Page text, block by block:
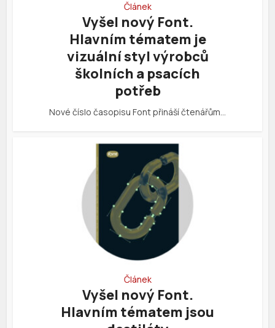
Článek
Vyšel nový Font.
Hlavním tématem je
vizuální styl výrobců
školních a psacích
potřeb
Nové číslo časopisu Font přináší čtenářům…
Článek
Vyšel nový Font.
Hlavním tématem jsou